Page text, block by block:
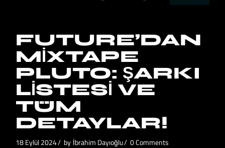
FUTURE’DAN
MIXTAPE
PLUTO: ŞARKI
LISTESI VE
TÜM
DETAYLAR!
18 Eylül 2024 by İbrahim Dayıoğlu 0 Comments